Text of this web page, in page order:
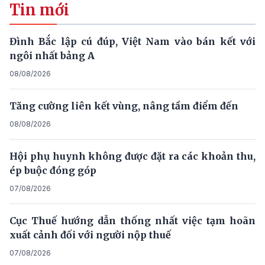
Tin mới
Đình Bắc lập cú đúp, Việt Nam vào bán kết với
ngôi nhất bảng A
08/08/2026
Tăng cường liên kết vùng, nâng tầm điểm đến
08/08/2026
Hội phụ huynh không được đặt ra các khoản thu,
ép buộc đóng góp
07/08/2026
Cục Thuế hướng dẫn thống nhất việc tạm hoãn
xuất cảnh đối với người nộp thuế
07/08/2026